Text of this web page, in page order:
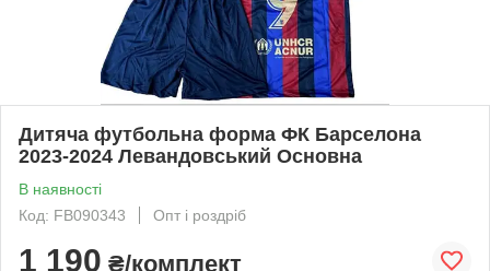
Дитяча футбольна форма ФК Барселона
2023-2024 Левандовський Основна
В наявності
Код: FB090343
Опт і роздріб
1 190 ₴/комплект